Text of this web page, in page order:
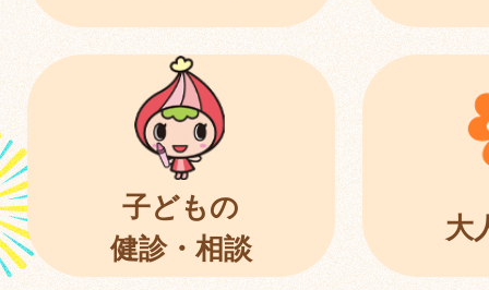
子どもの
健診・相談
大